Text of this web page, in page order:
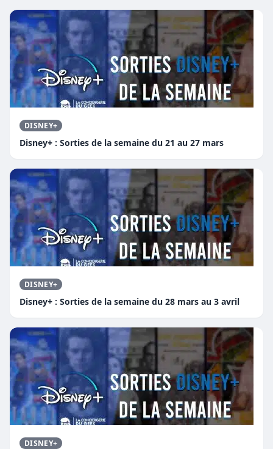
DISNEY+
Disney+ : Sorties de la semaine du 21 au 27 mars
DISNEY+
Disney+ : Sorties de la semaine du 28 mars au 3 avril
DISNEY+